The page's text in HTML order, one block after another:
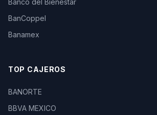
Banco del Bienestar
BanCoppel
Banamex
TOP CAJEROS
BANORTE
BBVA MEXICO